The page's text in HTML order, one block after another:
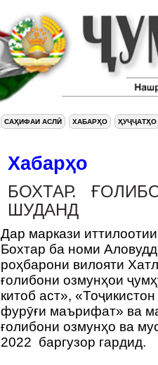
САҲИФАИ АСЛӢ ХАБАРҲО ҲУҶҶАТҲО
Хабарҳо
БОХТАР.
ШУДАНД
Дар маркази
Бохтар ба номи
роҳбарони вилояти
ғолибони озмунҳои
китоб аст»,
фурӯғи маърифат» ва
ғолибони озмунҳо ва
2022 баргузор гардид.